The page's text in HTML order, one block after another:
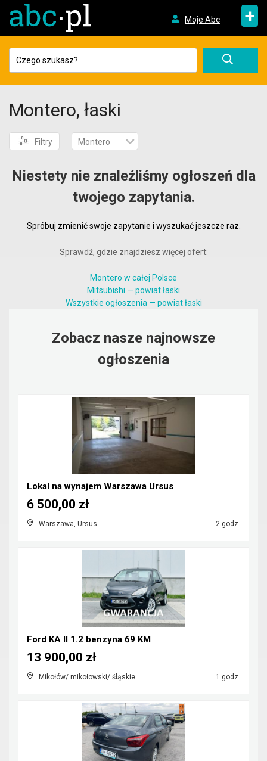
Moje Abc +
Montero, łaski
Filtry Montero
Niestety nie znaleźliśmy ogłoszeń dla
twojego zapytania.
Spróbuj zmienić swoje zapytanie i wyszukać jeszcze raz.
Sprawdź, gdzie znajdziesz więcej ofert:
Montero w całej Polsce
Mitsubishi — powiat łaski
Wszystkie ogłoszenia — powiat łaski
Zobacz nasze najnowsze
ogłoszenia
Lokal na wynajem Warszawa Ursus
Warszawa, Ursus 2 godz.
6 500,00 zł
Ford KA II 1.2 benzyna 69 KM
Mikołów/ mikołowski/ śląskie 1 godz.
13 900,00 zł